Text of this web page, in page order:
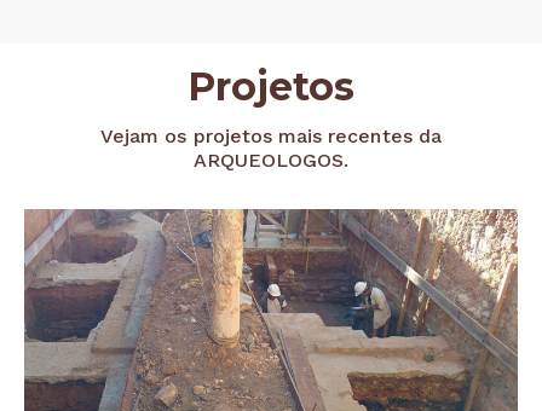
Projetos
Vejam os projetos mais recentes da
ARQUEOLOGOS.